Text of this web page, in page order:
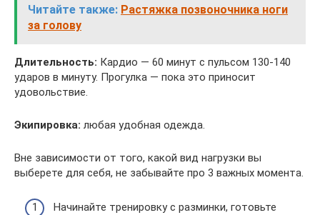
Читайте также: Растяжка позвоночника ноги
за голову
Длительность: Кардио — 60 минут с пульсом 130-140
ударов в минуту. Прогулка — пока это приносит
удовольствие.
Экипировка: любая удобная одежда.
Вне зависимости от того, какой вид нагрузки вы
выберете для себя, не забывайте про 3 важных момента.
Начинайте тренировку с разминки, готовьте